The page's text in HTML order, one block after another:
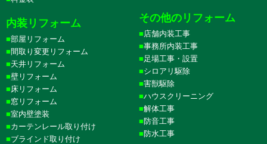
内装リフォーム
部屋リフォーム
間取り変更リフォーム
天井リフォーム
壁リフォーム
床リフォーム
窓リフォーム
室内壁塗装
カーテンレール取り付け
ブラインド取り付け
その他のリフォーム
店舗内装工事
事務所内装工事
足場工事・設置
シロアリ駆除
害獣駆除
ハウスクリーニング
解体工事
防音工事
防水工事